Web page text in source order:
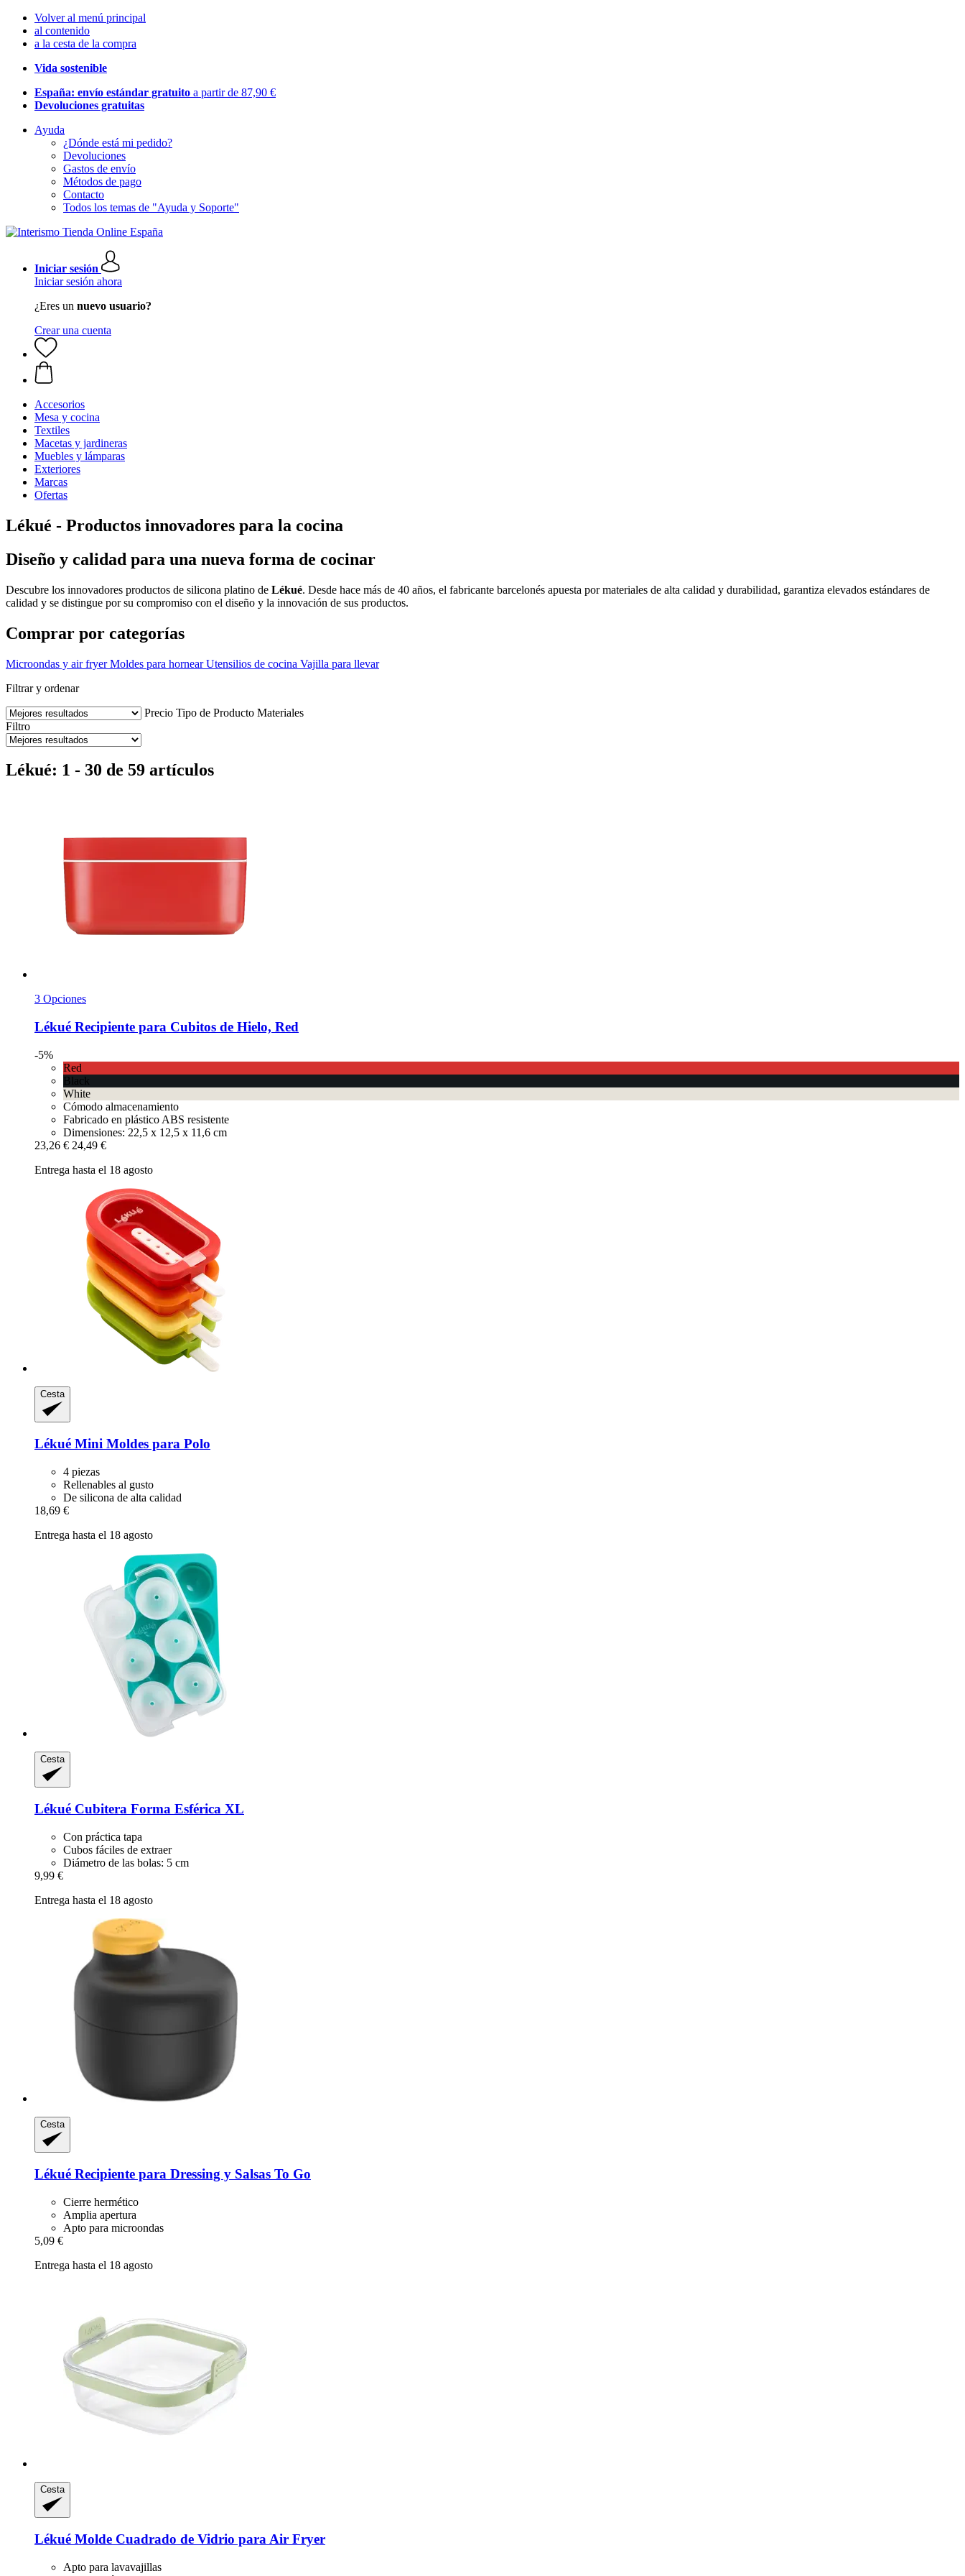
Volver al menú principal
al contenido
a la cesta de la compra
Vida sostenible
España: envío estándar gratuito a partir de 87,90 €
Devoluciones gratuitas
Ayuda
¿Dónde está mi pedido?
Devoluciones
Gastos de envío
Métodos de pago
Contacto
Todos los temas de "Ayuda y Soporte"
Iniciar sesión
Iniciar sesión ahora
¿Eres un nuevo usuario?
Crear una cuenta
Accesorios
Mesa y cocina
Textiles
Macetas y jardineras
Muebles y lámparas
Exteriores
Marcas
Ofertas
Lékué - Productos innovadores para la cocina
Diseño y calidad para una nueva forma de cocinar
Descubre los innovadores productos de silicona platino de Lékué. Desde hace más de 40 años, el fabricante barcelonés apuesta por materiales de alta calidad y durabilidad, garantiza elevados estándares de
calidad y se distingue por su compromiso con el diseño y la innovación de sus productos.
Comprar por categorías
Microondas y air fryer Moldes para hornear Utensilios de cocina Vajilla para llevar
Filtrar y ordenar
Precio Tipo de Producto Materiales
Filtro
Lékué: 1 - 30 de 59 artículos
3 Opciones
Lékué Recipiente para Cubitos de Hielo, Red
-5%
Red
Black
White
Cómodo almacenamiento
Fabricado en plástico ABS resistente
Dimensiones: 22,5 x 12,5 x 11,6 cm
23,26 € 24,49 €
Entrega hasta el 18 agosto
Cesta
Lékué Mini Moldes para Polo
4 piezas
Rellenables al gusto
De silicona de alta calidad
18,69 €
Entrega hasta el 18 agosto
Cesta
Lékué Cubitera Forma Esférica XL
Con práctica tapa
Cubos fáciles de extraer
Diámetro de las bolas: 5 cm
9,99 €
Entrega hasta el 18 agosto
Cesta
Lékué Recipiente para Dressing y Salsas To Go
Cierre hermético
Amplia apertura
Apto para microondas
5,09 €
Entrega hasta el 18 agosto
Cesta
Lékué Molde Cuadrado de Vidrio para Air Fryer
Apto para lavavajillas